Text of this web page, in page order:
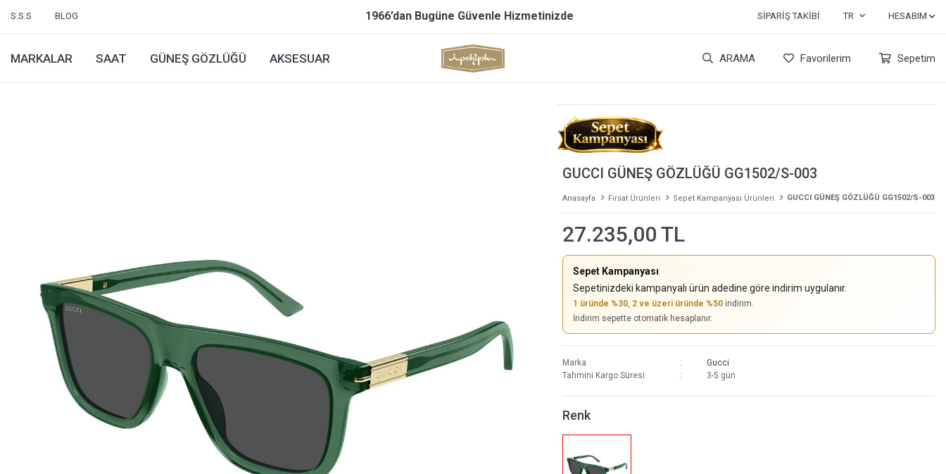
S.S.S BLOG 1966’dan Bugüne Güvenle Hizmetinizde SIPARIŞ TAKIBI TR HESABIM
MARKALAR SAAT GÜNEŞ GÖZLÜĞÜ AKSESUAR ARAMA Favorilerim Sepetim
GUCCI GÜNEŞ GÖZLÜĞÜ GG1502/S-003
Anasayfa Fırsat Ürünleri Sepet Kampanyası Ürünleri GUCCI GÜNEŞ GÖZLÜĞÜ GG1502/S-003
27.235,00 TL
Sepet Kampanyası
Sepetinizdeki kampanyalı ürün adedine göre indirim uygulanır.
1 üründe %30, 2 ve üzeri üründe %50indirim.
İndirim sepette otomatik hesaplanır.
Marka
Gucci
Tahmini Kargo Süresi
3-5 gün
Renk